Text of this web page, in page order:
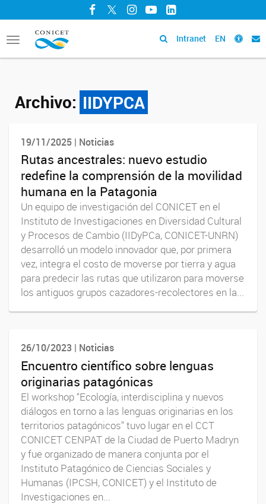
Facebook
TwitterInstagram
YouTubeLinkedIn
Toggle
navigation
Intranet EN
Archivo: IIDYPCA
19/11/2025 | Noticias
Rutas ancestrales: nuevo estudio
redefine la comprensión de la movilidad
humana en la Patagonia
Un equipo de investigación del CONICET en el
Instituto de Investigaciones en Diversidad Cultural
y Procesos de Cambio (IIDyPCa, CONICET-UNRN)
desarrolló un modelo innovador que, por primera
vez, integra el costo de moverse por tierra y agua
para predecir las rutas que utilizaron para moverse
los antiguos grupos cazadores-recolectores en la...
26/10/2023 | Noticias
Encuentro científico sobre lenguas
originarias patagónicas
El workshop “Ecología, interdisciplina y nuevos
diálogos en torno a las lenguas originarias en los
territorios patagónicos” tuvo lugar en el CCT
CONICET CENPAT de la Ciudad de Puerto Madryn
y fue organizado de manera conjunta por el
Instituto Patagónico de Ciencias Sociales y
Humanas (IPCSH, CONICET) y el Instituto de
Investigaciones en...